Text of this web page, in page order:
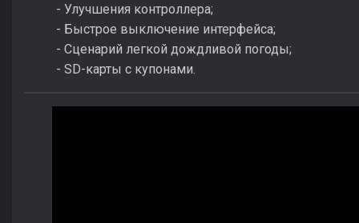
- Улучшения контроллера;
- Быстрое выключение интерфейса;
- Сценарий легкой дождливой погоды;
- SD-карты с купонами.